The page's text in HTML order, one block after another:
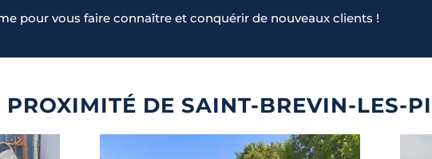
pour vous faire connaître et conquérir de nouveaux clients !
PROXIMITÉ DE SAINT-BREVIN-LES-